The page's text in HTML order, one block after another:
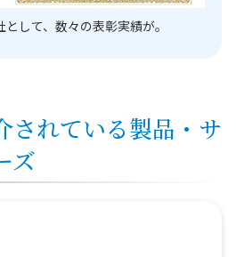
して、数々の表彰実績が。
されている製品・サ
ズ